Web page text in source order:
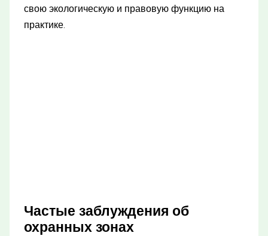
свою экологическую и правовую функцию на
практике.
Частые заблуждения об
охранных зонах